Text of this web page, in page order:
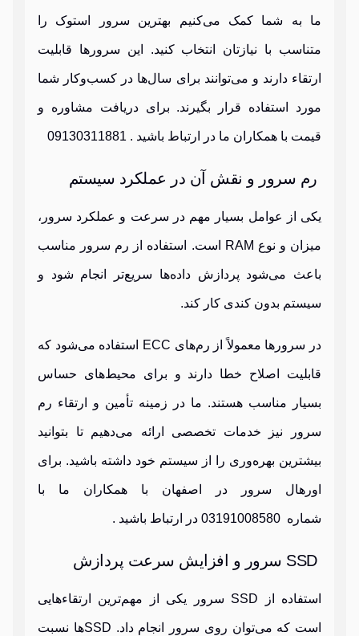
ما به شما کمک می‌کنیم بهترین سرور استوک را
متناسب با نیازتان انتخاب کنید. این سرورها قابلیت
ارتقاء دارند و می‌توانند برای سال‌ها در کسب‌وکار شما
مورد استفاده قرار بگیرند. برای دریافت مشاوره و
قیمت با همکاران ما در ارتباط باشید . 09130311881
رم سرور و نقش آن در عملکرد سیستم
یکی از عوامل بسیار مهم در سرعت و عملکرد سرور،
میزان و نوع RAM است. استفاده از رم سرور مناسب
باعث می‌شود پردازش داده‌ها سریع‌تر انجام شود و
سیستم بدون کندی کار کند.
در سرورها معمولاً از رم‌های ECC استفاده می‌شود که
قابلیت اصلاح خطا دارند و برای محیط‌های حساس
بسیار مناسب هستند. ما در زمینه تأمین و ارتقاء رم
سرور نیز خدمات تخصصی ارائه می‌دهیم تا بتوانید
بیشترین بهره‌وری را از سیستم خود داشته باشید. برای
اورهال سرور در اصفهان با همکاران ما با
شماره 03191008580 در ارتباط باشید .
SSD سرور و افزایش سرعت پردازش
استفاده از SSD سرور یکی از مهم‌ترین ارتقاءهایی
است که می‌توان روی سرور انجام داد. SSDها نسبت